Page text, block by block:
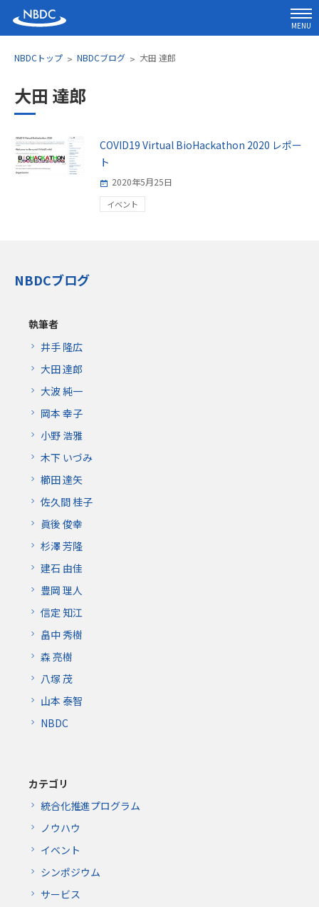
MENU
NBDCトップ NBDCブログ 大田 達郎
大田 達郎
COVID19 Virtual BioHackathon 2020 レポー
ト
2020年5月25日
イベント
NBDCブログ
執筆者
井手 隆広
大田 達郎
大波 純一
岡本 幸子
小野 浩雅
木下 いづみ
櫛田 達矢
佐久間 桂子
眞後 俊幸
杉澤 芳隆
建石 由佳
豊岡 理人
信定 知江
畠中 秀樹
森 亮樹
八塚 茂
山本 泰智
NBDC
カテゴリ
統合化推進プログラム
ノウハウ
イベント
シンポジウム
サービス